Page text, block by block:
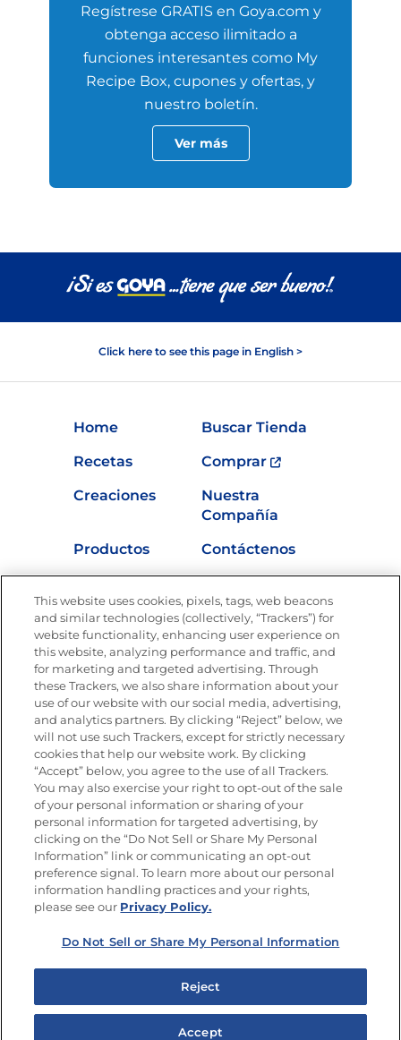
Regístrese GRATIS en Goya.com y
obtenga acceso ilimitado a
funciones interesantes como My
Recipe Box, cupones y ofertas, y
nuestro boletín.
Ver más
Click here to see this page in English >
Home
Buscar Tienda
Recetas
Comprar
Creaciones
Nuestra
Compañía
Productos
Contáctenos
Nutrición
Únete a La Cocina Goya®
Recibe Nuevas Recetas, Ofertas Especiales y
Promociones
Email(Obligatorio)
SÍGUENOS EN LAS REDES SOCIALES
Política de privacidad
No vender ni compartir mis datos personales
Copyright © 2026 Goya Foods, Inc. Todos los derechos reservados.
This website uses cookies, pixels, tags, web beacons
and similar technologies (collectively, “Trackers”) for
website functionality, enhancing user experience on
this website, analyzing performance and traffic, and
for marketing and targeted advertising. Through
these Trackers, we also share information about your
use of our website with our social media, advertising,
and analytics partners. By clicking “Reject” below, we
will not use such Trackers, except for strictly necessary
cookies that help our website work. By clicking
“Accept” below, you agree to the use of all Trackers.
You may also exercise your right to opt-out of the sale
of your personal information or sharing of your
personal information for targeted advertising, by
clicking on the “Do Not Sell or Share My Personal
Information” link or communicating an opt-out
preference signal. To learn more about our personal
information handling practices and your rights,
please see our Privacy Policy.
Do Not Sell or Share My Personal Information
Reject
Accept